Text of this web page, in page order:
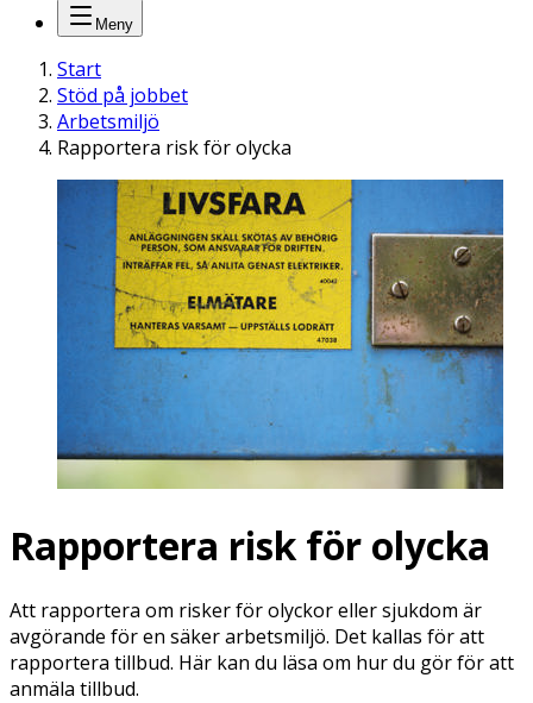
Meny
Start
Stöd på jobbet
Arbetsmiljö
Rapportera risk för olycka
Rapportera risk för olycka
Att rapportera om risker för olyckor eller sjukdom är
avgörande för en säker arbetsmiljö. Det kallas för att
rapportera tillbud. Här kan du läsa om hur du gör för att
anmäla tillbud.